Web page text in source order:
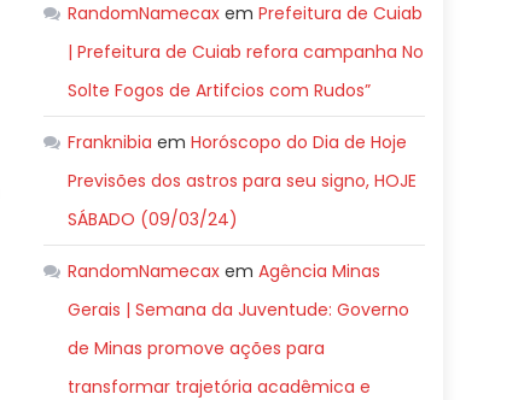
RandomNamecax emPrefeitura de Cuiab
| Prefeitura de Cuiab refora campanha No
Solte Fogos de Artifcios com Rudos”
Franknibia emHoróscopo do Dia de Hoje
Previsões dos astros para seu signo, HOJE
SÁBADO (09/03/24)
RandomNamecax emAgência Minas
Gerais | Semana da Juventude: Governo
de Minas promove ações para
transformar trajetória acadêmica e